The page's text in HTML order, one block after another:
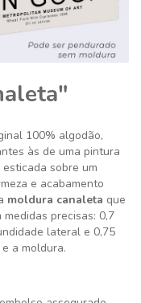
100% algodão,
às de uma pintura
sobre um
e acabamento
moldura canaleta que
precisas: 0,7
lateral e 0,75
a moldura.